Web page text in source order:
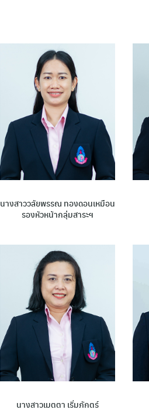
นางสาววลัยพรรณ ทองดอนเหมือน
รองหัวหน้ากลุ่มสาระฯ
นางสาวเมตตา เริ่มภักตร์